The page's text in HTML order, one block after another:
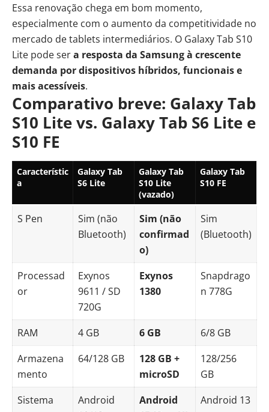
Essa renovação chega em bom momento,
especialmente com o aumento da competitividade no
mercado de tablets intermediários. O Galaxy Tab S10
Lite pode sera resposta da Samsung à crescente
demanda por dispositivos híbridos, funcionais e
mais acessíveis.
Comparativo breve: Galaxy Tab
S10 Lite vs. Galaxy Tab S6 Lite e
S10 FE
Característic
a
Galaxy Tab
S6 Lite
Galaxy Tab
S10 Lite
(vazado)
Galaxy Tab
S10 FE
S Pen
Sim (não
Bluetooth)
Sim (não
confirmad
o)
Sim
(Bluetooth)
Processad
or
Exynos
9611 / SD
720G
Exynos
1380
Snapdrago
n 778G
RAM 4 GB 6 GB
6/8 GB
Armazena
mento
64/128 GB
128 GB +
microSD
128/256
GB
Sistema
Android
Android
Android 13